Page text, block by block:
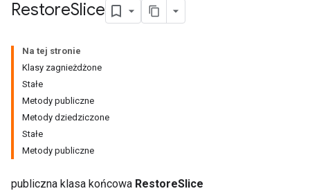
RestoreSlice
Na tej stronie
Klasy zagnieżdżone
Stałe
Metody publiczne
Metody dziedziczone
Stałe
Metody publiczne
publiczna klasa końcowa RestoreSlice